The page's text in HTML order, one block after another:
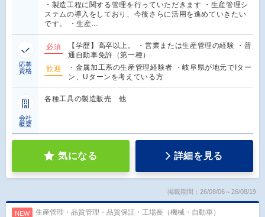
・製造工程に関する管理を行っていただきます ・生産管理シ
ステムの導入をしており、今後さらに活用を進めていきたい
です。 ・生産…
応募
資格
必須
【学歴】高卒以上。 ・営業または生産管理の経験 ・普
通自動車免許（第一種）
歓迎
・金属加工系の生産管理経験者 ・岐阜県が地元でIター
ン、Uターンを考えている方
会社
概要
各種工具の製造販売 他
気になる 詳細を見る
掲載期間：26/08/06～26/08/19
NEW 生産管理・品質管理・品質保証・工場長（機械・自動車）